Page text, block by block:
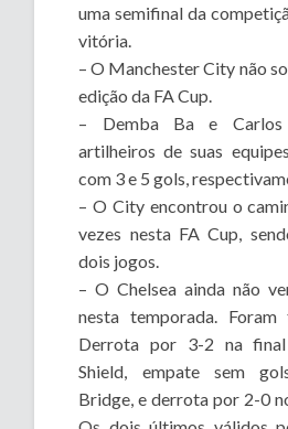
uma semifinal da
vitória.
– O Manchester City não
edição da FA Cup.
– Demba Ba e
artilheiros de suas
com 3 e 5 gols,
– O City encontrou o
vezes nesta FA Cup,
dois jogos.
– O Chelsea ainda não
nesta temporada.
Derrota por 3-2 na
Shield, empate sem
Bridge, e derrota por 2-0